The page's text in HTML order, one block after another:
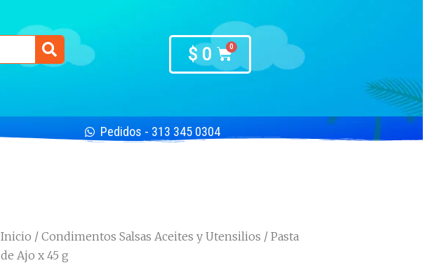
$ 0
Pedidos - 313 345 0304
Inicio / Condimentos Salsas Aceites y Utensilios / Pasta
de Ajo x 45 g